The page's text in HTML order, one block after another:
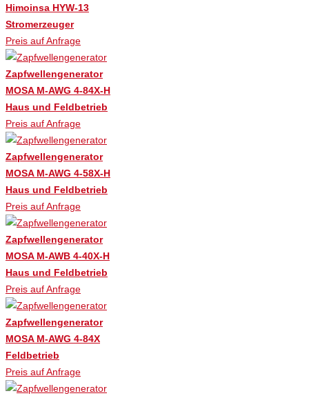
Himoinsa HYW-13
Stromerzeuger
Preis auf Anfrage
Zapfwellengenerator
MOSA M-AWG 4-84X-H
Haus und Feldbetrieb
Preis auf Anfrage
Zapfwellengenerator
MOSA M-AWG 4-58X-H
Haus und Feldbetrieb
Preis auf Anfrage
Zapfwellengenerator
MOSA M-AWB 4-40X-H
Haus und Feldbetrieb
Preis auf Anfrage
Zapfwellengenerator
MOSA M-AWG 4-84X
Feldbetrieb
Preis auf Anfrage